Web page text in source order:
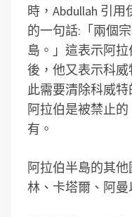
時，Abdullah 引
的一句話:「兩個
島。」這表示阿
後，他又表示科
此需要清除科威
阿拉伯是被禁止
有。
阿拉伯半島的其
林、卡塔爾、阿曼